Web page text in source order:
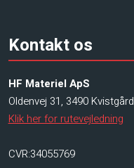
Kontakt os
HF Materiel ApS
Oldenvej 31, 3490 Kvistgård
Klik her for rutevejledning
CVR:34055769